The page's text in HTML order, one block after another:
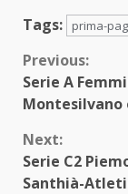
Tags:
prima-
Continue
Reading
Previous:
Serie A
Montesilvano
Next:
Serie C2
Santhià-